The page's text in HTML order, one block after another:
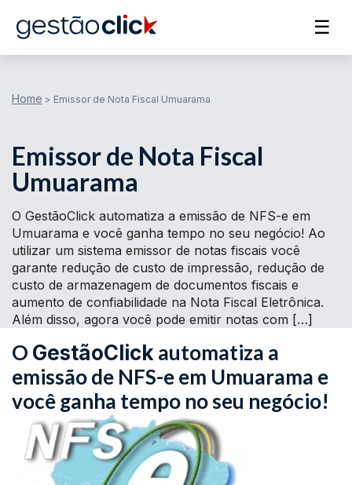
☰
Home > Emissor de Nota Fiscal Umuarama
Emissor de Nota Fiscal
Umuarama
O GestãoClick automatiza a emissão de NFS-e em
Umuarama e você ganha tempo no seu negócio! Ao
utilizar um sistema emissor de notas fiscais você
garante redução de custo de impressão, redução de
custo de armazenagem de documentos fiscais e
aumento de confiabilidade na Nota Fiscal Eletrônica.
Além disso, agora você pode emitir notas com […]
O GestãoClick automatiza a
emissão de NFS-e em Umuarama e
você ganha tempo no seu negócio!